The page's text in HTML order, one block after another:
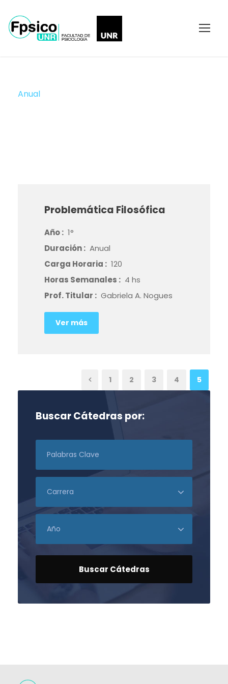
Anual
Problemática Filosófica
Año : 1°
Duración : Anual
Carga Horaria : 120
Horas Semanales : 4 hs
Prof. Titular : Gabriela A. Nogues
Ver más
1 2 3 4 5
Buscar Cátedras por: